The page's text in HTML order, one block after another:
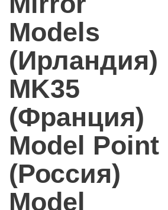
Models
(Ирландия)
MK35
(Франция)
Model Point
(Россия)
Model